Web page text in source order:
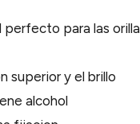
perfecto para las orilla
superior y el brillo
alcohol